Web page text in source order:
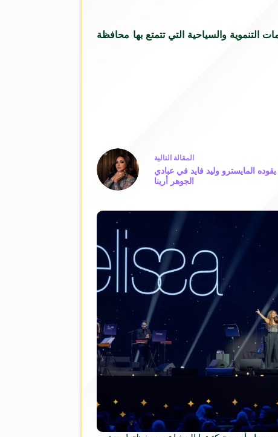
التنموية والسياحية التي تتمتع بها محافظة
المقالة التالية
المايسترو وليد فايد في عبادي
الجوهر أرينا